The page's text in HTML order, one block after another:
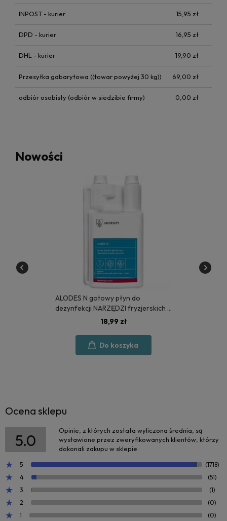
INPOST - kurier 15,95 zł
DPD - kurier 16,95 zł
DHL - kurier 19,90 zł
Przesyłka gabarytowa ((towar powyżej 30 kg)) 69,00 zł
odbiór osobisty(odbiór w siedzibie firmy) 0,00 zł
Nowości
ALODES N gotowy płyn do
dezynfekcji NARZĘDZI fryzjerskich 1
litr - MEDISEPT18,99 zł
Do koszyka
Ocena sklepu
5.0
Opinie, z których została wyliczona średnia, są
wystawione przez zweryfikowanych klientów, którzy
dokonali zakupu w sklepie.
5
(1718)
4 (51)
3 (1)
2 (0)
1 (0)